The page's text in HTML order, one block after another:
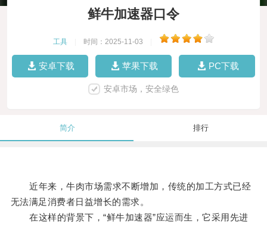
鲜牛加速器口令
工具 时间：2025-11-03
安卓下载 苹果下载 PC下载
安卓市场，安全绿色
简介 排行
近年来，牛肉市场需求不断增加，传统的加工方式已经
无法满足消费者日益增长的需求。
在这样的背景下，“鲜牛加速器”应运而生，它采用先进